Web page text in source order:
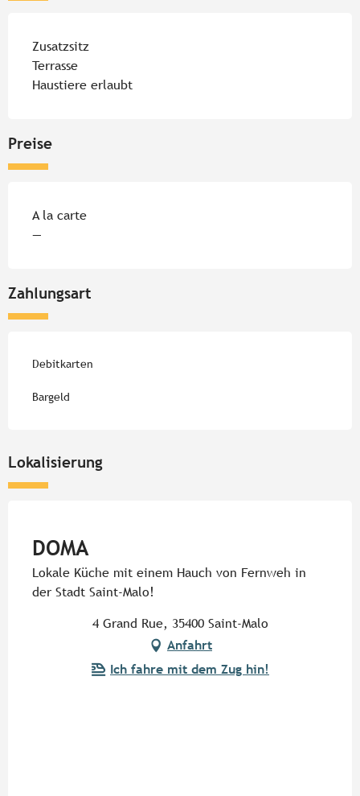
Zusatzsitz
Terrasse
Haustiere erlaubt
Preise
Preise 2026
A la carte
—
Zahlungsart
Debitkarten
Bargeld
Lokalisierung
DOMA
Lokale Küche mit einem Hauch von Fernweh in
der Stadt Saint-Malo!
4 Grand Rue, 35400 Saint-Malo
Anfahrt
Ich fahre mit dem Zug hin!